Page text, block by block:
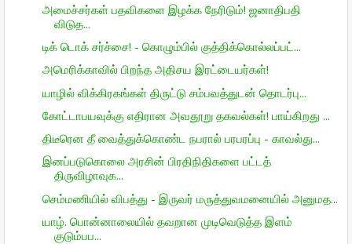
அமைச்சர்கள் பதவிகளை இழக்க நேரிடும்! ஜனாதிபதி
விடுத...
டிக் டொக் சர்ச்சை! - கொழும்பில் குத்திக்கொல்லப்பட்...
அமெரிக்காவில் பிறந்த அதிசய இரட்டையர்கள்!
யாழில் விக்கிரகங்கள் திருட்டு சம்பவத்துடன் தொடர்பு...
கோட்டாபயவுக்கு எதிரான அவதூறு தகவல்கள்! பாய்கிறது ...
திடீரென தீ வைத்துக்கொண்ட நபரால் பரபரப்பு - காவல்து...
இனப்படுகொலை அரசின் பிரதிநிதிகளை பட்டத்
திருவிழாவுக...
செம்மணியில் விபத்து - இருவர் மருத்துவமனையில் அனுமத...
யாழ். பொன்னாலையில் தவறான முடிவெடுத்த இளம்
குடும்பப...